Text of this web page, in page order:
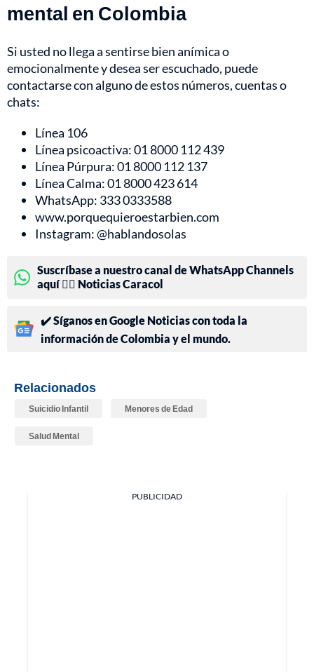
mental en Colombia
Si usted no llega a sentirse bien anímica o
emocionalmente y desea ser escuchado, puede
contactarse con alguno de estos números, cuentas o
chats:
Línea 106
Línea psicoactiva: 01 8000 112 439
Línea Púrpura: 01 8000 112 137
Línea Calma: 01 8000 423 614
WhatsApp: 333 0333588
www.porquequieroestarbien.com
Instagram: @hablandosolas
Suscríbase a nuestro canal de WhatsApp Channels
aquí 👉🏻 Noticias Caracol
✔️ Síganos en Google Noticias con toda la
información de Colombia y el mundo.
Relacionados
Suicidio Infantil Menores de Edad
Salud Mental
PUBLICIDAD